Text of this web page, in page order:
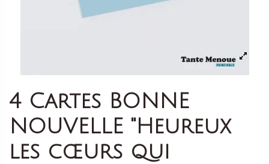
4 Cartes BONNE
NOUVELLE "Heureux
les cœurs qui